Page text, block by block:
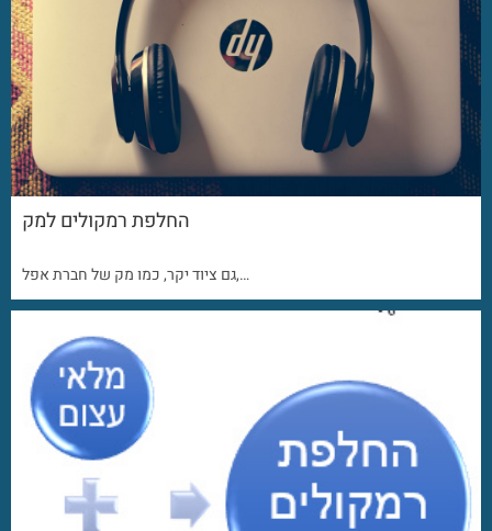
החלפת רמקולים למק
גם ציוד יקר, כמו מק של חברת אפל,…